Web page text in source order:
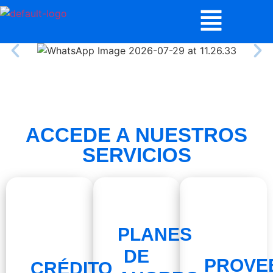
ACCEDE A NUESTROS
SERVICIOS
CRÉDITO
PLANES
DE